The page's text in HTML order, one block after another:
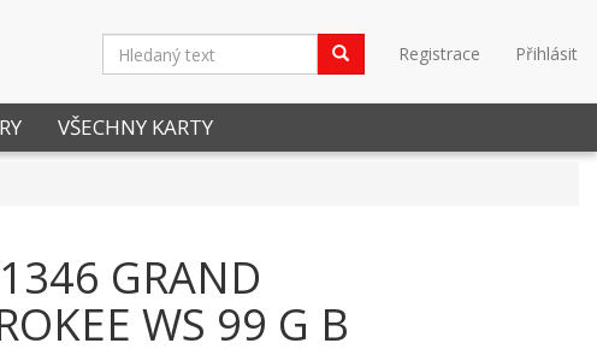
Registrace Přihlásit
VŠECHNY KARTY
GRAND
WS 99 G B